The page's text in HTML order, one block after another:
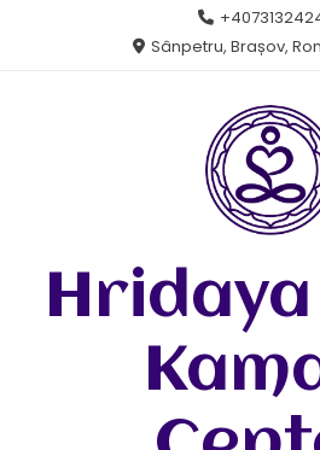
Sânpetru, Brașov,
Hridaya